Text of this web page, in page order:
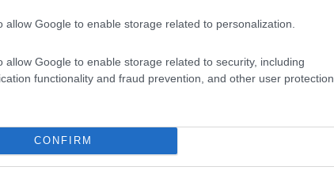
allow Google to enable storage related to personalization.
allow Google to enable storage related to security, including
functionality and fraud prevention, and other user protection.
CONFIRM